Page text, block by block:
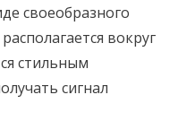
своеобразного
вокруг
стильным
сигнал